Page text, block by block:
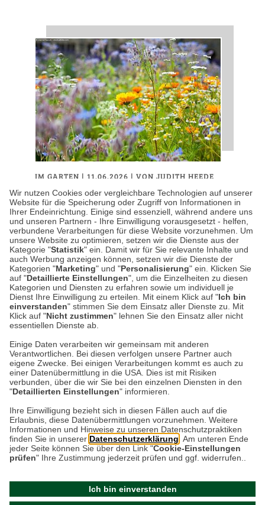
Wir nutzen Cookies oder vergleichbare Technologien auf unserer
Website für die Speicherung oder Zugriff von Informationen in
Ihrer Endeinrichtung. Einige sind essenziell, während andere uns
und unseren Partnern - Ihre Einwilligung vorausgesetzt - helfen,
verbundene Verarbeitungen für diese Website vorzunehmen. Um
unsere Website zu optimieren, setzen wir die Dienste aus der
Kategorie "Statistik" ein. Damit wir für Sie relevante Inhalte und
auch Werbung anzeigen können, setzen wir die Dienste der
Kategorien "Marketing" und "Personalisierung" ein. Klicken Sie
auf "Detaillierte Einstellungen", um die Einzelheiten zu diesen
Kategorien und Diensten zu erfahren sowie um individuell je
Dienst Ihre Einwilligung zu erteilen. Mit einem Klick auf "Ich bin
einverstanden" stimmen Sie dem Einsatz aller Dienste zu. Mit
Klick auf "Nicht zustimmen" lehnen Sie den Einsatz aller nicht
essentiellen Dienste ab.
Einige Daten verarbeiten wir gemeinsam mit anderen
Verantwortlichen. Bei diesen verfolgen unsere Partner auch
eigene Zwecke. Bei einigen Verarbeitungen kommt es auch zu
einer Datenübermittlung in die USA. Dies ist mit Risiken
verbunden, über die wir Sie bei den einzelnen Diensten in den
"Detaillierten Einstellungen" informieren.
Ihre Einwilligung bezieht sich in diesen Fällen auch auf die
Erlaubnis, diese Datenübermittlungen vorzunehmen. Weitere
Informationen und Hinweise zu unseren Datenschutzpraktiken
finden Sie in unserer Datenschutzerklärung . Am unteren Ende
jeder Seite können Sie über den Link "Cookie-Einstellungen
prüfen" Ihre Zustimmung jederzeit prüfen und ggf. widerrufen..
Ich bin einverstanden
IM GARTEN | 11.06.2026 |VON JUDITH HEEDE
Chelsea Flower Show –
Diese Gartentrends prägen
den Sommer 2026
Lavendel neben Wildgras, rostfarbene
Terrakottatöpfe neben alten Steinmauern,
dazwischen summen Bienen über locker
bepflanzten Beeten. Vom 19. bis zum…
Weiterlesen
Datenschutz Impressum
Kontakt
Netiquette